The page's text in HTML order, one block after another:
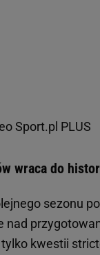
Sport.pl PLUS
wraca do
sezonu
nad
kwestii